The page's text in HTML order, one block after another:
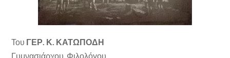
Του ΓΕΡ. Κ. ΚΑΤΩΠΟΔΗ
Γυμνασιάρχου, Φιλολόγου